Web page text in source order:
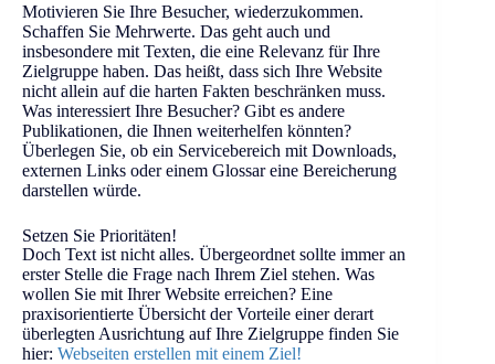
Motivieren Sie Ihre Besucher, wiederzukommen.
Schaffen Sie Mehrwerte. Das geht auch und
insbesondere mit Texten, die eine Relevanz für Ihre
Zielgruppe haben. Das heißt, dass sich Ihre Website
nicht allein auf die harten Fakten beschränken muss.
Was interessiert Ihre Besucher? Gibt es andere
Publikationen, die Ihnen weiterhelfen könnten?
Überlegen Sie, ob ein Servicebereich mit Downloads,
externen Links oder einem Glossar eine Bereicherung
darstellen würde.
Setzen Sie Prioritäten!
Doch Text ist nicht alles. Übergeordnet sollte immer an
erster Stelle die Frage nach Ihrem Ziel stehen. Was
wollen Sie mit Ihrer Website erreichen? Eine
praxisorientierte Übersicht der Vorteile einer derart
überlegten Ausrichtung auf Ihre Zielgruppe finden Sie
hier: Webseiten erstellen mit einem Ziel!